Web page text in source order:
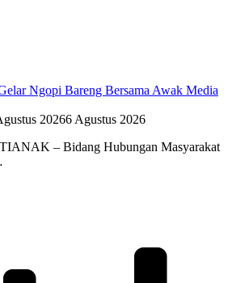
Ngopi Bareng Bersama Awak Media
20266 Agustus 2026
– Bidang Hubungan Masyarakat